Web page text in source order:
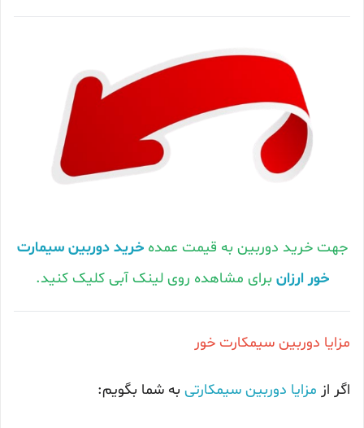
جهت خرید دوربین به قیمت عمده خرید دوربین سیمارت
خور ارزان برای مشاهده روی لینک آبی کلیک کنید.
مزایا دوربین سیمکارت خور
اگر از مزایا دوربین سیمکارتی به شما بگویم: